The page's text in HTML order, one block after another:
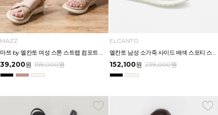
MAZZ
마쯔 by 엘칸토 여성 스톤 스트랩 컴포트 샌들 3.5cm LCWW07M626
39,200원 159,000원
ELCANTO
엘칸토 남성 소가죽 사이드 배색 스포티 스니커즈 3.5cm LCMS34U613
152,100원 239,000원